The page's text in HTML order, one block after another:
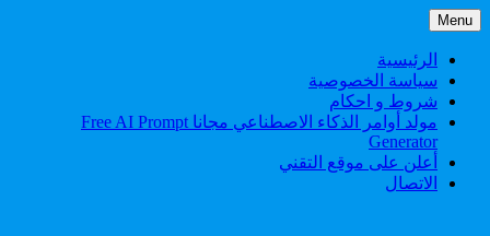
Skip
to
content
Menu
الرئيسية
سياسة الخصوصية
شروط و احكام
مولد أوامر الذكاء الاصطناعي مجانا Free AI Prompt
Generator
أعلن على موقع التقني
الاتصال